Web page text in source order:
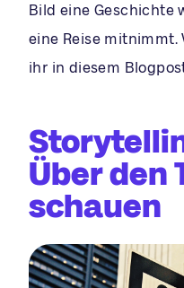
Bild eine Geschichte
eine Reise mitnimmt.
ihr in diesem
Über den
schauen